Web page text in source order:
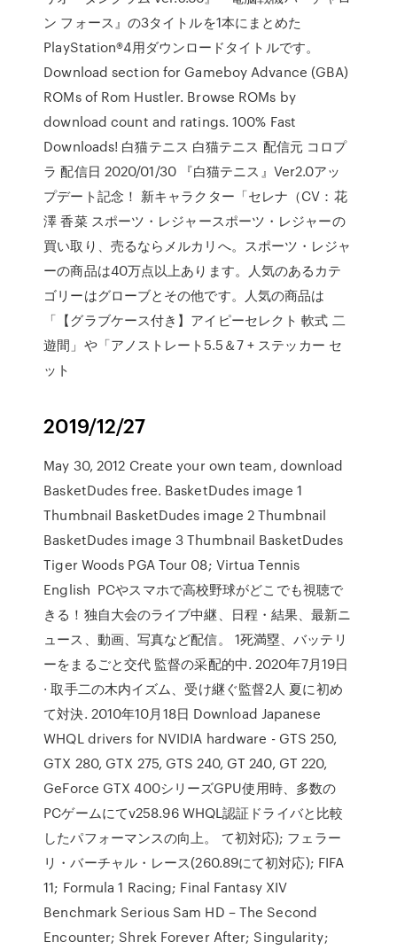
ン フォース』の3タイトルを1本にまとめた
PlayStation®4用ダウンロードタイトルです。
Download section for Gameboy Advance (GBA)
ROMs of Rom Hustler. Browse ROMs by
download count and ratings. 100% Fast
Downloads! 白猫テニス 白猫テニス 配信元 コロプ
ラ 配信日 2020/01/30 『白猫テニス』Ver2.0アッ
プデート記念！ 新キャラクター「セレナ（CV：花
澤 香菜 スポーツ・レジャースポーツ・レジャーの
買い取り、売るならメルカリへ。スポーツ・レジャ
ーの商品は40万点以上あります。人気のあるカテ
ゴリーはグローブとその他です。人気の商品は
「【グラブケース付き】アイピーセレクト 軟式 二
遊間」や「アノストレート5.5＆7 + ステッカー セ
ット
2019/12/27
May 30, 2012 Create your own team, download
BasketDudes free. BasketDudes image 1
Thumbnail BasketDudes image 2 Thumbnail
BasketDudes image 3 Thumbnail BasketDudes
Tiger Woods PGA Tour 08; Virtua Tennis
English PCやスマホで高校野球がどこでも視聴で
きる！独自大会のライブ中継、日程・結果、最新ニ
ュース、動画、写真など配信。 1死満塁、バッテリ
ーをまるごと交代 監督の采配的中. 2020年7月19日
· 取手二の木内イズム、受け継ぐ監督2人 夏に初め
て対決. 2010年10月18日 Download Japanese
WHQL drivers for NVIDIA hardware - GTS 250,
GTX 280, GTX 275, GTS 240, GT 240, GT 220,
GeForce GTX 400シリーズGPU使用時、多数の
PCゲームにてv258.96 WHQL認証ドライバと比較
したパフォーマンスの向上。 て初対応); フェラー
リ・バーチャル・レース(260.89にて初対応); FIFA
11; Formula 1 Racing; Final Fantasy XIV
Benchmark Serious Sam HD – The Second
Encounter; Shrek Forever After; Singularity;